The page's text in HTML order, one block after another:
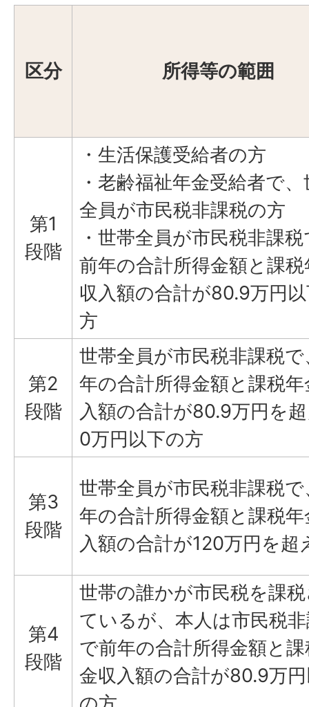
区分 所得等の範囲
第1
段階
・生活保護受給者の方
・老齢福祉年金受給者で
全員が市民税非課税の方
・世帯全員が市民税非課
前年の合計所得金額と課税
収入額の合計が80.9万円
方
第2
段階
世帯全員が市民税非課税で
年の合計所得金額と課税年
入額の合計が80.9万円を
0万円以下の方
第3
段階
世帯全員が市民税非課税で
年の合計所得金額と課税年
入額の合計が120万円を超
第4
段階
世帯の誰かが市民税を課
ているが、本人は市民税
で前年の合計所得金額と
金収入額の合計が80.9万